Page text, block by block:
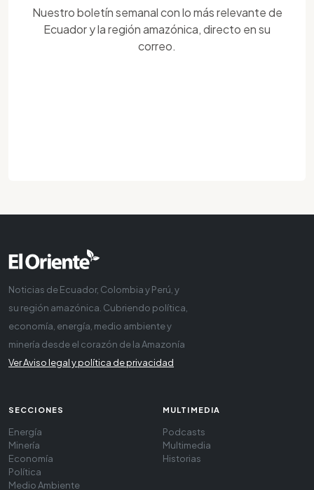
Nuestro boletín semanal con lo más relevante de
Ecuador y la región amazónica, directo en su
correo.
Noticias de Ecuador, Colombia y Perú, y
su región amazónica. Cubriendo política,
economía, energía, medio ambiente y
minería desde el corazón de la Amazonía
Ver Aviso legal y política de privacidad
SECCIONES
Energía
Minería
Economía
Política
Medio Ambiente
MULTIMEDIA
Podcasts
Multimedia
Historias